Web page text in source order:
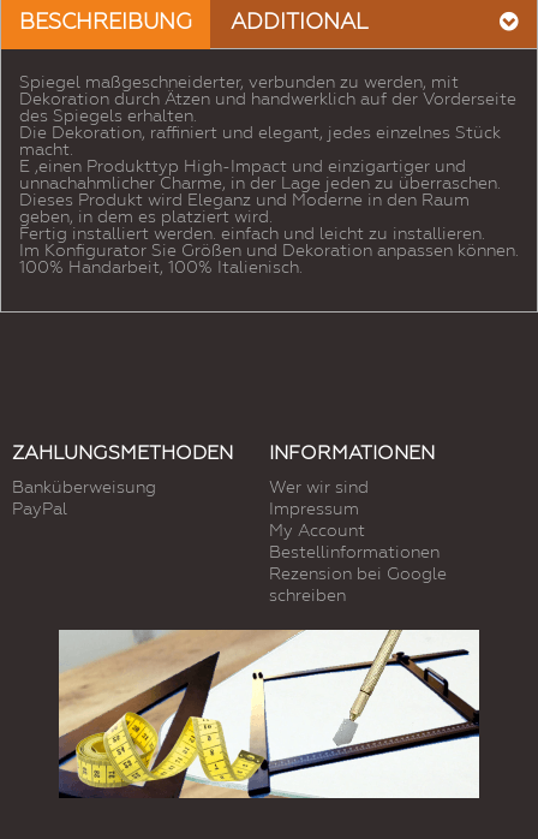
BESCHREIBUNG ADDITIONAL
Spiegel maßgeschneiderter, verbunden zu werden, mit
Dekoration durch Ätzen und handwerklich auf der Vorderseite
des Spiegels erhalten.
Die Dekoration, raffiniert und elegant, jedes einzelnes Stück
macht.
E ‚einen Produkttyp High-Impact und einzigartiger und
unnachahmlicher Charme, in der Lage jeden zu überraschen.
Dieses Produkt wird Eleganz und Moderne in den Raum
geben, in dem es platziert wird.
Fertig installiert werden. einfach und leicht zu installieren.
Im Konfigurator Sie Größen und Dekoration anpassen können.
100% Handarbeit, 100% Italienisch.
ZAHLUNGSMETHODEN
Banküberweisung
PayPal
INFORMATIONEN
Wer wir sind
Impressum
My Account
Bestellinformationen
Rezension bei Google
schreiben